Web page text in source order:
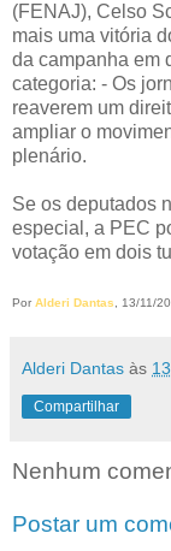
(FENAJ), Celso
mais uma vitória
da campanha em
categoria: - Os
reaverem um
ampliar o
plenário.
Se os deputados
especial, a PEC
votação em dois
Por Alderi Dantas, 13/11/
Alderi Dantas às
Compartilhar
Nenhum
Postar um